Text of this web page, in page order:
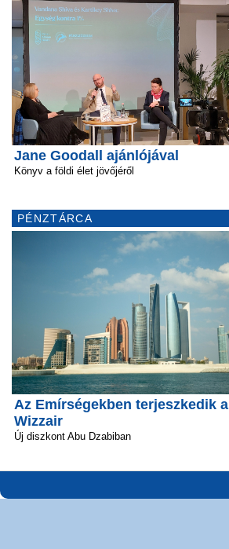
Jane Goodall ajánlójával
Könyv a földi élet jövőjéről
PÉNZTÁRCA
Az Emírségekben terjeszkedik a
Wizzair
Új diszkont Abu Dzabiban